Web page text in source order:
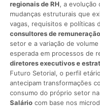
regionais de RH, a evolução
mudanças estruturais que
vagas, requisitos e políticas
consultores de
setor e a variação de
esperada em processos de
diretores executivos e
Futuro Setorial, o perfil
antecipam transformações
consumo do próprio setor
Salário com base nos